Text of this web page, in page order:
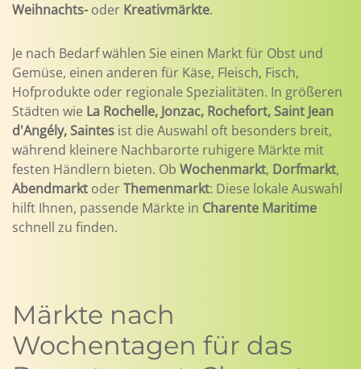
Weihnachts-oder Kreativmärkte.
Je nach Bedarf wählen Sie einen Markt für Obst und
Gemüse, einen anderen für Käse, Fleisch, Fisch,
Hofprodukte oder regionale Spezialitäten. In größeren
Städten wie La Rochelle, Jonzac, Rochefort, Saint Jean
d'Angély, Saintes ist die Auswahl oft besonders breit,
während kleinere Nachbarorte ruhigere Märkte mit
festen Händlern bieten. Ob Wochenmarkt, Dorfmarkt,
Abendmarkt oderThemenmarkt: Diese lokale Auswahl
hilft Ihnen, passende Märkte in Charente Maritime
schnell zu finden.
Märkte nach
Wochentagen für das